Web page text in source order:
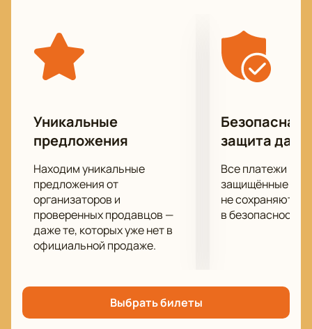
Николай ПОПОВ (флейта), Сергей РЫМАРЬ
(кларнет).
Получите массу удовольствия от прослушивания
прекрасной музыки, которая затрагивает самые
Все музыканты из ансамбля принимают активное
участие в его жизни, представляя его на различных
музыкальных конкурсах и фестивалях. Оркестр
многократно становился лауреатом престижных
премий.
Уникальные
предложения
Находим уникальные
предложения от
организаторов и
проверенных продавцов —
даже те, которых уже нет в
официальной продаже.
Безопасная
защита
Все платежи
защищённые
не сохраняются
в безопасности.
Выбрать билеты